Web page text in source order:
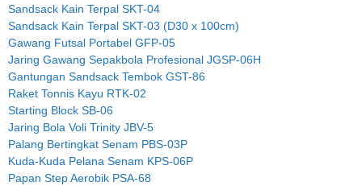
Sandsack Kain Terpal SKT-04
Sandsack Kain Terpal SKT-03 (D30 x 100cm)
Gawang Futsal Portabel GFP-05
Jaring Gawang Sepakbola Profesional JGSP-06H
Gantungan Sandsack Tembok GST-86
Raket Tonnis Kayu RTK-02
Starting Block SB-06
Jaring Bola Voli Trinity JBV-5
Palang Bertingkat Senam PBS-03P
Kuda-Kuda Pelana Senam KPS-06P
Papan Step Aerobik PSA-68